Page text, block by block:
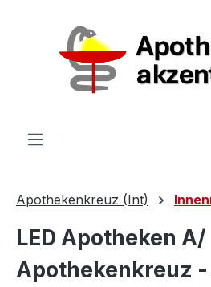
Apothekenkreuz (Int)
LED Apotheken A/
Apothekenkreuz -